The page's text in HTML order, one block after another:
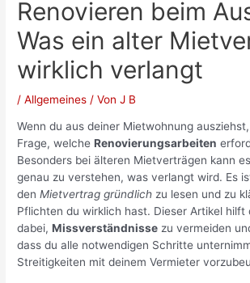
Renovieren beim
Was ein alter
wirklich verlangt
/Allgemeines / VonJ B
Wenn du aus deiner Mietwohnung
Frage, welcheRenovierungsarbeiten
Besonders bei älteren Mietverträgen kann
genau zu verstehen, was verlangt wird. Es
denMietvertrag gründlich zu lesen und zu
Pflichten du wirklich hast. Dieser Artikel hilft
dabei,Missverständnisse zu vermeiden
dass du alle notwendigen Schritte
Streitigkeiten mit deinem Vermieter